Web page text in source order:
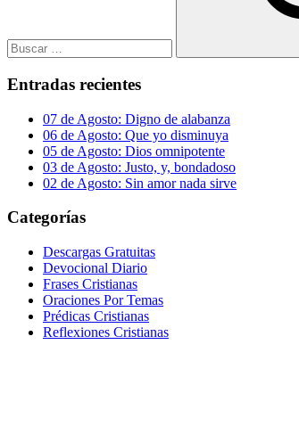
Entradas recientes
07 de Agosto: Digno de alabanza
06 de Agosto: Que yo disminuya
05 de Agosto: Dios omnipotente
03 de Agosto: Justo, y, bondadoso
02 de Agosto: Sin amor nada sirve
Categorías
Descargas Gratuitas
Devocional Diario
Frases Cristianas
Oraciones Por Temas
Prédicas Cristianas
Reflexiones Cristianas